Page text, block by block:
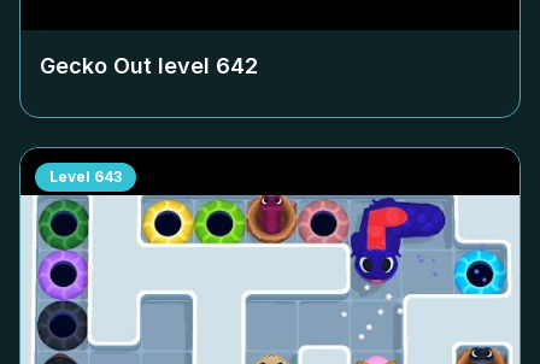
Gecko Out level 642
Level 643